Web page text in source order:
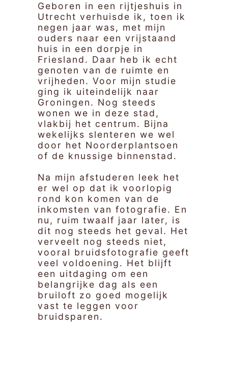
Geboren in een rijtjeshuis in
Utrecht verhuisde ik, toen ik
negen jaar was, met mijn
ouders naar een vrijstaand
huis in een dorpje in
Friesland. Daar heb ik echt
genoten van de ruimte en
vrijheden. Voor mijn studie
ging ik uiteindelijk naar
Groningen. Nog steeds
wonen we in deze stad,
vlakbij het centrum. Bijna
wekelijks slenteren we wel
door het Noorderplantsoen
of de knussige binnenstad.
Na mijn afstuderen leek het
er wel op dat ik voorlopig
rond kon komen van de
inkomsten van fotografie. En
nu, ruim twaalf jaar later, is
dit nog steeds het geval. Het
verveelt nog steeds niet,
vooral bruidsfotografie geeft
veel voldoening. Het blijft
een uitdaging om een
belangrijke dag als een
bruiloft zo goed mogelijk
vast te leggen voor
bruidsparen.